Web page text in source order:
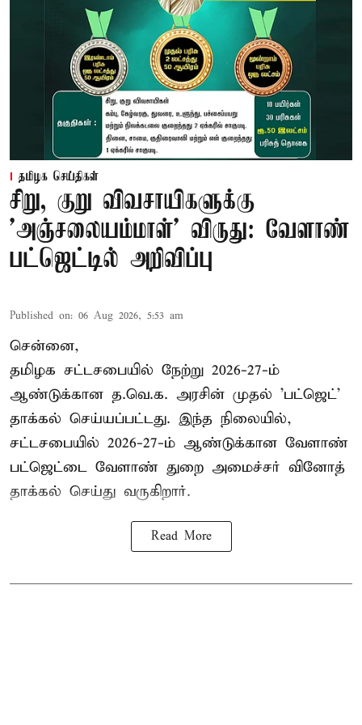
தமிழக செய்திகள்
சிறு, குறு விவசாயிகளுக்கு
'அஞ்சலையம்மாள்' விருது: வேளாண்
பட்ஜெட்டில் அறிவிப்பு
Published on: 06 Aug 2026, 5:53 am
சென்னை,
தமிழக சட்டசபையில் நேற்று 2026-27-ம்
ஆண்டுக்கான த.வெ.க. அரசின் முதல் 'பட்ஜெட்'
தாக்கல் செய்யப்பட்டது. இந்த நிலையில்,
சட்டசபையில் 2026-27-ம் ஆண்டுக்கான வேளாண்
பட்ஜெட்டை வேளாண் துறை அமைச்சர் வினோத்
தாக்கல் செய்து வருகிறார்.
Read More